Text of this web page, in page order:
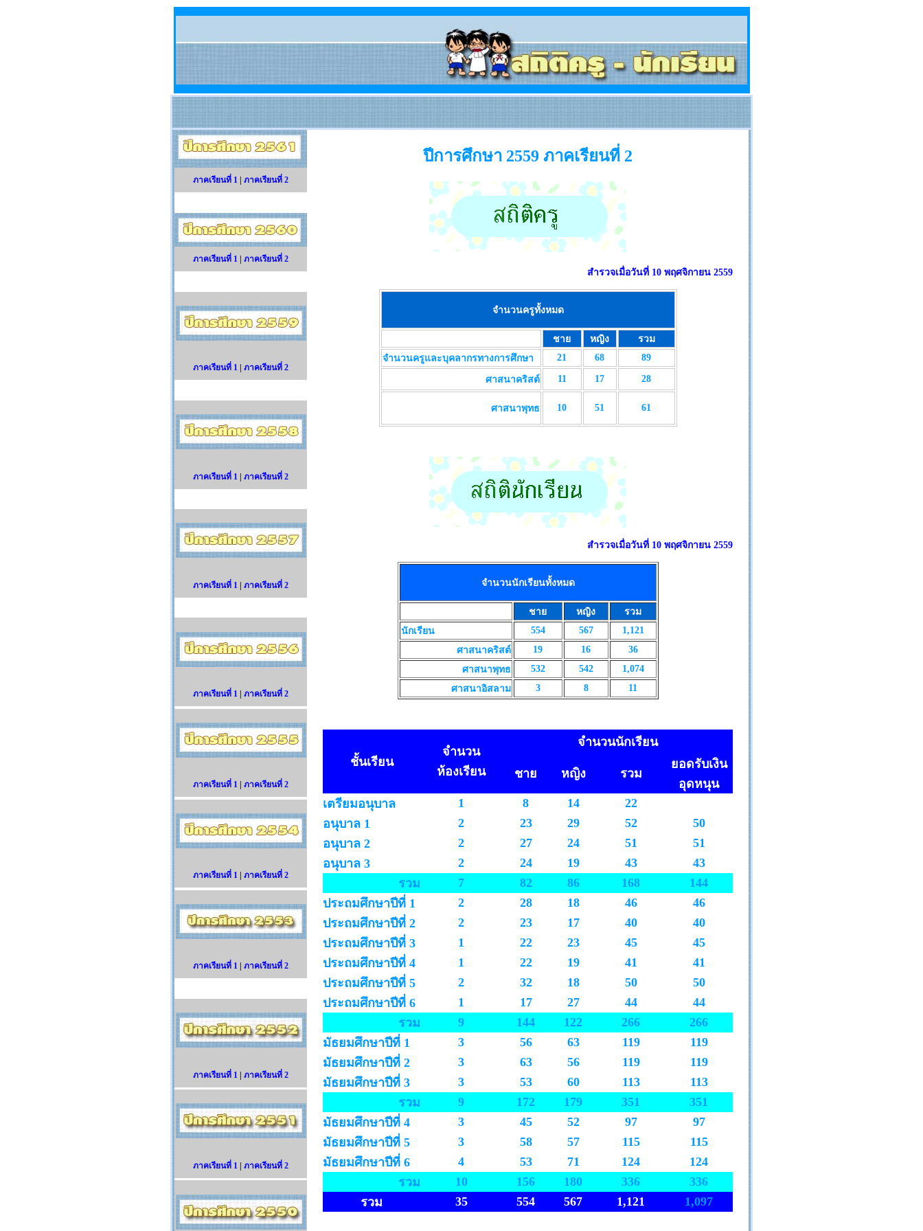
ปีการศึกษา 2559 ภาคเรียนที่ 2
สำรวจเมื่อวันที่ 10 พฤศจิกายน 2559
จำนวนครูทั้งหมด
ชาย หญิง
รวม
จำนวนครูและบุคลากรทางการศึกษา
21 68 89
ศาสนาคริสต์ 11 17 28
ศาสนาพุทธ 10 51 61
สำรวจเมื่อวันที่ 10 พฤศจิกายน 2559
จำนวนนักเรียนทั้งหมด
ชาย หญิง
รวม
นักเรียน
554 567
1,121
ศาสนาคริสต์
19 16
36
ศาสนาพุทธ
532 542
1,074
ศาสนาอิสลาม
3 8 11
ชั้นเรียน
จำนวน
ห้องเรียน
จำนวนนักเรียน
ชาย หญิง รวม
ยอดรับเงิน
อุดหนุน
เตรียมอนุบาล
1 8 14
22
อนุบาล 1
2 23 29 52
50
อนุบาล 2
2 27 24 51
51
อนุบาล 3
2 24 19 43
43
รวม
7 82 86 168
144
ประถมศึกษาปีที่ 1
2 28 18 46
46
ประถมศึกษาปีที่ 2
2 23 17 40
40
ประถมศึกษาปีที่ 3
1 22 23 45
45
ประถมศึกษาปีที่ 4
1 22 19 41
41
ประถมศึกษาปีที่ 5
2 32 18 50
50
ประถมศึกษาปีที่ 6
1 17 27 44
44
รวม
9 144 122 266
266
มัธยมศึกษาปีที่ 1
3 56 63 119
119
มัธยมศึกษาปีที่ 2
3 63 56 119
119
มัธยมศึกษาปีที่ 3
3 53 60 113
113
รวม
9 172 179 351
351
มัธยมศึกษาปีที่ 4
3 45 52 97
97
มัธยมศึกษาปีที่ 5
3 58 57 115
115
มัธยมศึกษาปีที่ 6
4 53 71 124
124
รวม
10 156 180 336
336
รวม
35 554 567 1,121 1,097
ภาคเรียนที่ 1 ภาคเรียนที่ 2
ภาคเรียนที่ 1 ภาคเรียนที่ 2
ภาคเรียนที่ 1 ภาคเรียนที่ 2
ภาคเรียนที่ 1 ภาคเรียนที่ 2
ภาคเรียนที่ 1 ภาคเรียนที่ 2
ภาคเรียนที่ 1 ภาคเรียนที่ 2
ภาคเรียนที่ 1 ภาคเรียนที่ 2
ภาคเรียนที่ 1 ภาคเรียนที่ 2
ภาคเรียนที่ 1 ภาคเรียนที่ 2
ภาคเรียนที่ 1 ภาคเรียนที่ 2
ภาคเรียนที่ 1 ภาคเรียนที่ 2